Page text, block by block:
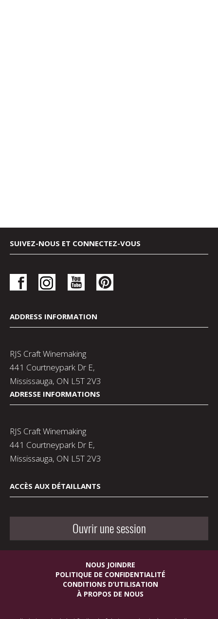
SUIVEZ-NOUS ET CONNECTEZ-VOUS
ADDRESS INFORMATION
RJS Craft Winemaking
441 Courtneypark Dr E,
Mississauga, ON L5T 2V3
ADRESSE INFORMATIONS
RJS Craft Winemaking
441 Courtneypark Dr E,
Mississauga, ON L5T 2V3
ACCÈS AUX DÉTAILLANTS
Ouvrir une session
NOUS JOINDRE
POLITIQUE DE CONFIDENTIALITÉ
CONDITIONS D’UTILISATION
À PROPOS DE NOUS